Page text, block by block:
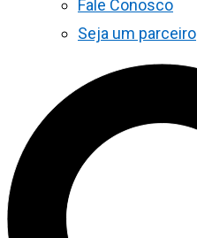
Fale Conosco
Seja um parceiro